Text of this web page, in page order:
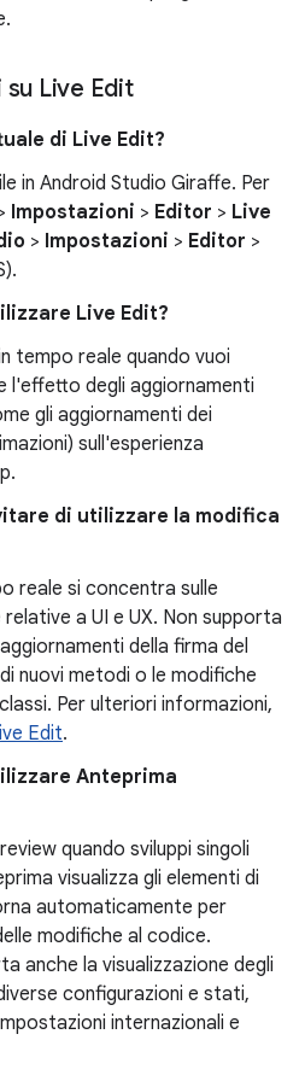
Live Edit
di Live Edit?
in Android Studio Giraffe. Per
Impostazioni > Editor > Live
> Impostazioni > Editor >
Live Edit?
tempo reale quando vuoi
l'effetto degli aggiornamenti
gli aggiornamenti dei
sull'esperienza
di utilizzare la modifica
reale si concentra sulle
a UI e UX. Non supporta
della firma del
nuovi metodi o le modifiche
Per ulteriori informazioni,
Edit.
Anteprima
quando sviluppi singoli
visualizza gli elementi di
automaticamente per
modifiche al codice.
anche la visualizzazione degli
configurazioni e stati,
internazionali e